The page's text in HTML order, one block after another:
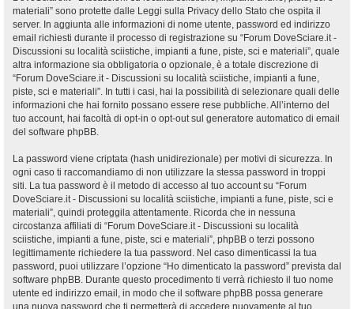
materiali” sono protette dalle Leggi sulla Privacy dello Stato che ospita il
server. In aggiunta alle informazioni di nome utente, password ed indirizzo
email richiesti durante il processo di registrazione su “Forum DoveSciare.it -
Discussioni su località sciistiche, impianti a fune, piste, sci e materiali”, quale
altra informazione sia obbligatoria o opzionale, è a totale discrezione di
“Forum DoveSciare.it - Discussioni su località sciistiche, impianti a fune,
piste, sci e materiali”. In tutti i casi, hai la possibilità di selezionare quali delle
informazioni che hai fornito possano essere rese pubbliche. All’interno del
tuo account, hai facoltà di opt-in o opt-out sul generatore automatico di email
del software phpBB.
La password viene criptata (hash unidirezionale) per motivi di sicurezza. In
ogni caso ti raccomandiamo di non utilizzare la stessa password in troppi
siti. La tua password è il metodo di accesso al tuo account su “Forum
DoveSciare.it - Discussioni su località sciistiche, impianti a fune, piste, sci e
materiali”, quindi proteggila attentamente. Ricorda che in nessuna
circostanza affiliati di “Forum DoveSciare.it - Discussioni su località
sciistiche, impianti a fune, piste, sci e materiali”, phpBB o terzi possono
legittimamente richiedere la tua password. Nel caso dimenticassi la tua
password, puoi utilizzare l’opzione “Ho dimenticato la password” prevista dal
software phpBB. Durante questo procedimento ti verrà richiesto il tuo nome
utente ed indirizzo email, in modo che il software phpBB possa generare
una nuova password che ti permetterà di accedere nuovamente al tuo